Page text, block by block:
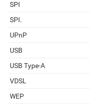
SPI
SPI.
UPnP
USB
USB Type-A
VDSL
WEP